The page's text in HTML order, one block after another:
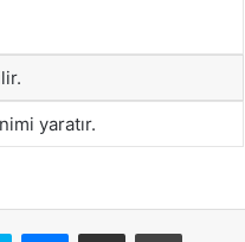
yaratır.
Skype Messenger
E-Posta ile paylaş Yazdır